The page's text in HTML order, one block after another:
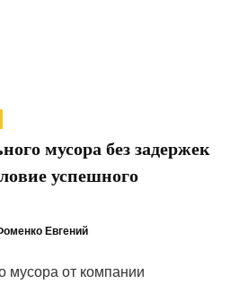
мусора без задержек
успешного
Евгений
мусора от компании